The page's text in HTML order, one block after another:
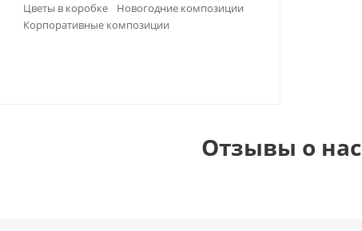
Цветы в коробке
Новогодние композиции
Корпоративные композиции
Отзывы о нас